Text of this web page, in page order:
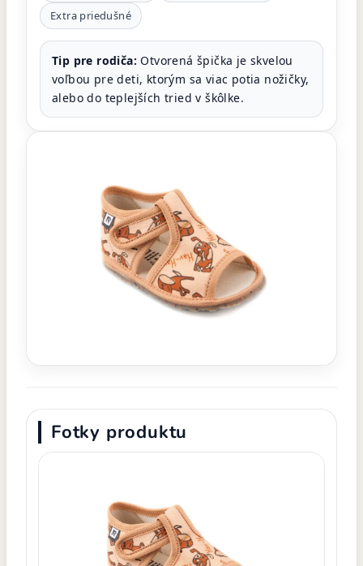
Extra priedušné
Tip pre rodiča: Otvorená špička je skvelou
voľbou pre deti, ktorým sa viac potia nožičky,
alebo do teplejších tried v škôlke.
Fotky produktu